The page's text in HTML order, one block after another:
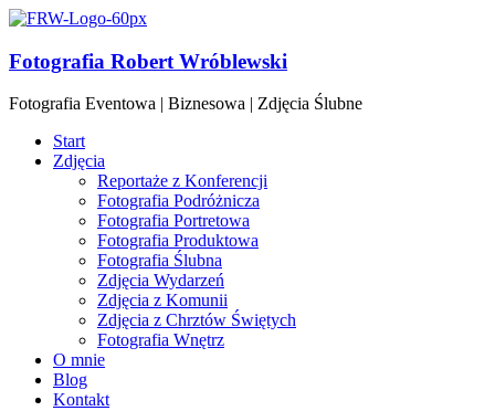
Fotografia Robert Wróblewski
Fotografia Eventowa | Biznesowa | Zdjęcia Ślubne
Start
Zdjęcia
Reportaże z Konferencji
Fotografia Podróżnicza
Fotografia Portretowa
Fotografia Produktowa
Fotografia Ślubna
Zdjęcia Wydarzeń
Zdjęcia z Komunii
Zdjęcia z Chrztów Świętych
Fotografia Wnętrz
O mnie
Blog
Kontakt